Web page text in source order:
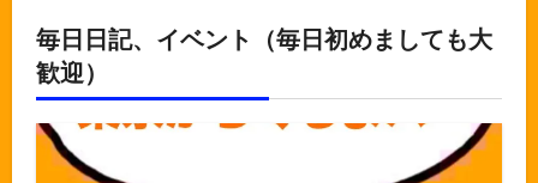
毎日日記、イベント（毎日初めましても大
歓迎）